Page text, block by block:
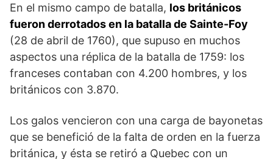
En el mismo campo de batalla, los británicos
fueron derrotados en la batalla de Sainte-Foy
(28 de abril de 1760), que supuso en muchos
aspectos una réplica de la batalla de 1759: los
franceses contaban con 4.200 hombres, y los
británicos con 3.870.
Los galos vencieron con una carga de bayonetas
que se bene­fició de la falta de orden en la fuerza
británica, y ésta se retiró a Quebec con un